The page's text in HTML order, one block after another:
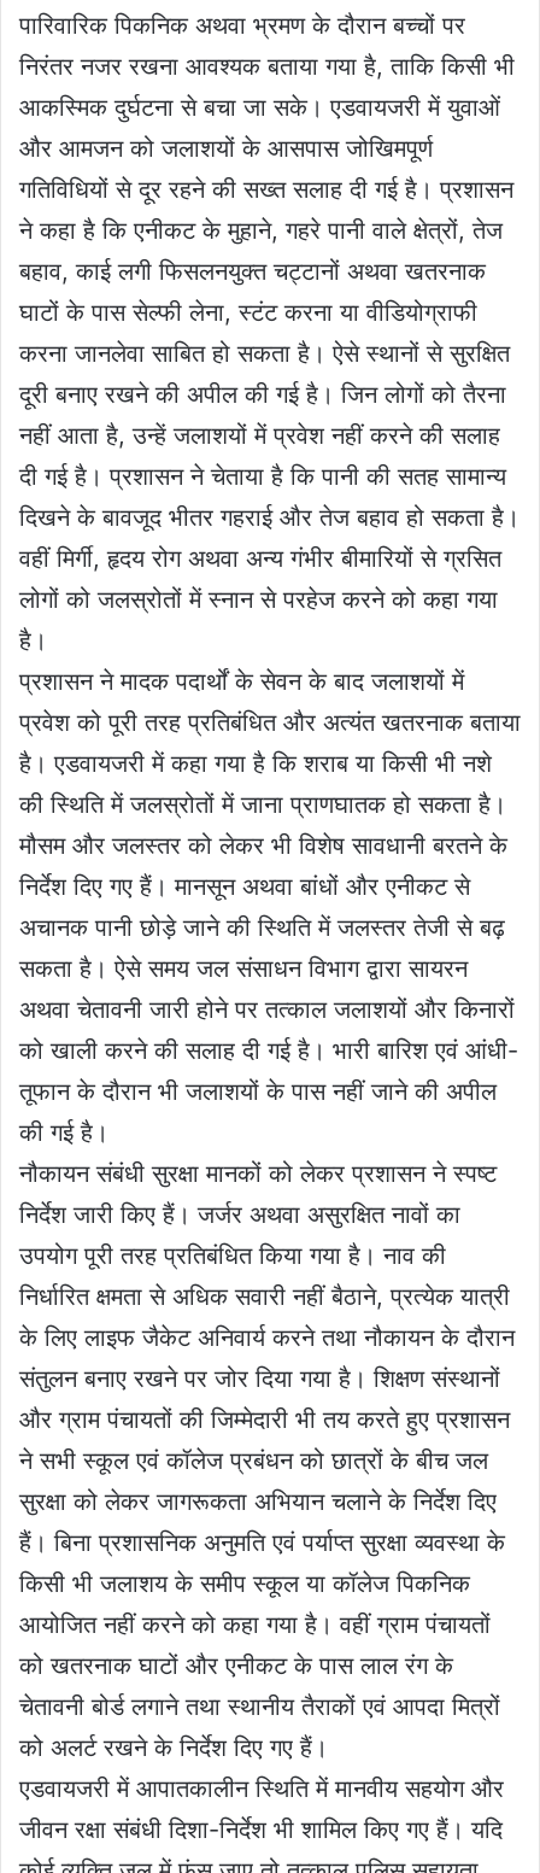
पारिवारिक पिकनिक अथवा भ्रमण के दौरान बच्चों पर
निरंतर नजर रखना आवश्यक बताया गया है, ताकि किसी भी
आकस्मिक दुर्घटना से बचा जा सके। एडवायजरी में युवाओं
और आमजन को जलाशयों के आसपास जोखिमपूर्ण
गतिविधियों से दूर रहने की सख्त सलाह दी गई है। प्रशासन
ने कहा है कि एनीकट के मुहाने, गहरे पानी वाले क्षेत्रों, तेज
बहाव, काई लगी फिसलनयुक्त चट्टानों अथवा खतरनाक
घाटों के पास सेल्फी लेना, स्टंट करना या वीडियोग्राफी
करना जानलेवा साबित हो सकता है। ऐसे स्थानों से सुरक्षित
दूरी बनाए रखने की अपील की गई है। जिन लोगों को तैरना
नहीं आता है, उन्हें जलाशयों में प्रवेश नहीं करने की सलाह
दी गई है। प्रशासन ने चेताया है कि पानी की सतह सामान्य
दिखने के बावजूद भीतर गहराई और तेज बहाव हो सकता है।
वहीं मिर्गी, हृदय रोग अथवा अन्य गंभीर बीमारियों से ग्रसित
लोगों को जलस्रोतों में स्नान से परहेज करने को कहा गया
है।
प्रशासन ने मादक पदार्थों के सेवन के बाद जलाशयों में
प्रवेश को पूरी तरह प्रतिबंधित और अत्यंत खतरनाक बताया
है। एडवायजरी में कहा गया है कि शराब या किसी भी नशे
की स्थिति में जलस्रोतों में जाना प्राणघातक हो सकता है।
मौसम और जलस्तर को लेकर भी विशेष सावधानी बरतने के
निर्देश दिए गए हैं। मानसून अथवा बांधों और एनीकट से
अचानक पानी छोड़े जाने की स्थिति में जलस्तर तेजी से बढ़
सकता है। ऐसे समय जल संसाधन विभाग द्वारा सायरन
अथवा चेतावनी जारी होने पर तत्काल जलाशयों और किनारों
को खाली करने की सलाह दी गई है। भारी बारिश एवं आंधी-
तूफान के दौरान भी जलाशयों के पास नहीं जाने की अपील
की गई है।
नौकायन संबंधी सुरक्षा मानकों को लेकर प्रशासन ने स्पष्ट
निर्देश जारी किए हैं। जर्जर अथवा असुरक्षित नावों का
उपयोग पूरी तरह प्रतिबंधित किया गया है। नाव की
निर्धारित क्षमता से अधिक सवारी नहीं बैठाने, प्रत्येक यात्री
के लिए लाइफ जैकेट अनिवार्य करने तथा नौकायन के दौरान
संतुलन बनाए रखने पर जोर दिया गया है। शिक्षण संस्थानों
और ग्राम पंचायतों की जिम्मेदारी भी तय करते हुए प्रशासन
ने सभी स्कूल एवं कॉलेज प्रबंधन को छात्रों के बीच जल
सुरक्षा को लेकर जागरूकता अभियान चलाने के निर्देश दिए
हैं। बिना प्रशासनिक अनुमति एवं पर्याप्त सुरक्षा व्यवस्था के
किसी भी जलाशय के समीप स्कूल या कॉलेज पिकनिक
आयोजित नहीं करने को कहा गया है। वहीं ग्राम पंचायतों
को खतरनाक घाटों और एनीकट के पास लाल रंग के
चेतावनी बोर्ड लगाने तथा स्थानीय तैराकों एवं आपदा मित्रों
को अलर्ट रखने के निर्देश दिए गए हैं।
एडवायजरी में आपातकालीन स्थिति में मानवीय सहयोग और
जीवन रक्षा संबंधी दिशा-निर्देश भी शामिल किए गए हैं। यदि